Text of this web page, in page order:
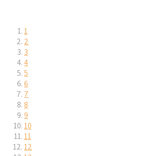
1
2
3
4
5
6
7
8
9
10
11
12